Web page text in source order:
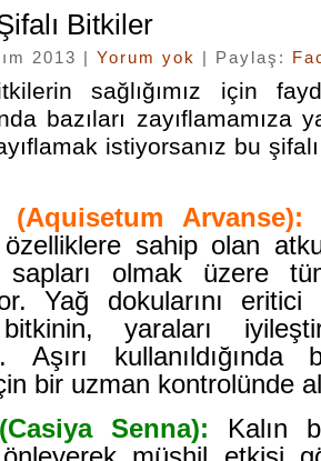
Bitkiler
2013 | Yorum yok | Paylaş:
sağlığımız için
bazıları zayıflamamıza
istiyorsanız bu
(Aquisetum Arvanse):
özelliklere sahip olan
olmak üzere
Yağ dokularını
bitkinin, yaraları
Aşırı kullanıldığında
bir uzman kontrolünde
Senna): Kalın